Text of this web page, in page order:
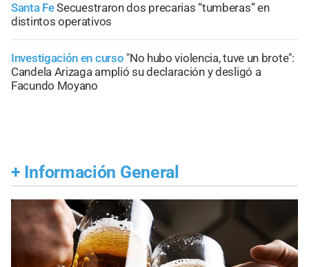
Santa FeSecuestraron dos precarias “tumberas” en
distintos operativos
Investigación en curso "No hubo violencia, tuve un brote":
Candela Arizaga amplió su declaración y desligó a
Facundo Moyano
+ Información General